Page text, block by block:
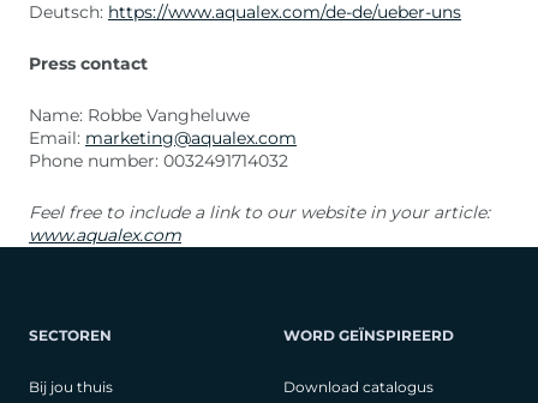
Deutsch: https://www.aqualex.com/de-de/ueber-uns
Press contact
Name: Robbe Vangheluwe
Email: marketing@aqualex.com
Phone number: 0032491714032
Feel free to include a link to our website in your article:
www.aqualex.com
SECTOREN
Bij jou thuis
WORD GEÏNSPIREERD
Download catalogus